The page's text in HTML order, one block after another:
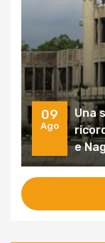
09
Ago
Una
e